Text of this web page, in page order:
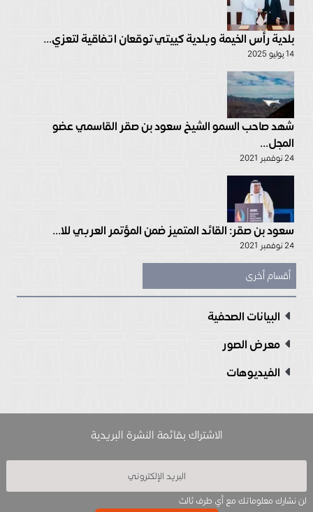
بلدية رأس الخيمة وبلدية كييتي توقعان اتفاقية لتعزي...
14 يوليو 2025
شهد صاحب السمو الشيخ سعود بن صقر القاسمي عضو
المجل...
24 نوفمبر 2021
سعود بن صقر: القائد المتميز ضمن المؤتمر العربي للا...
24 نوفمبر 2021
أقسام أخرى
البيانات الصحفية
معرض الصور
الفيديوهات
الاشتراك بقائمة النشرة البريدية
لن نشارك معلوماتك مع أي طرف ثالث